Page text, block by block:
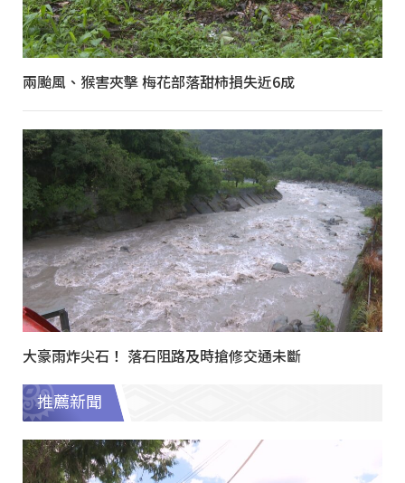
兩颱風、猴害夾擊 梅花部落甜柿損失近6成
大豪雨炸尖石！ 落石阻路及時搶修交通未斷
推薦新聞